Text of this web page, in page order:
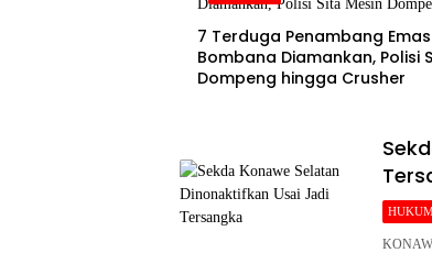
7 Terduga Penambang
Bombana Diamankan, Polisi
Dompeng hingga Crusher